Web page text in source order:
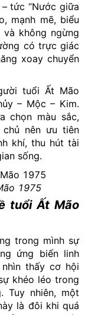
tức “Nước giữa
mạnh mẽ, biểu
không ngừng
có trực giác
xoay chuyển
tuổi Ất Mão
– Mộc – Kim.
chọn màu sắc,
nên ưu tiên
khí, thu hút tài
sống.
1975
tuổi Ất Mão
trong mình sự
ứng biến linh
thấy cơ hội
khéo léo trong
Tuy nhiên, một
là đôi khi quá